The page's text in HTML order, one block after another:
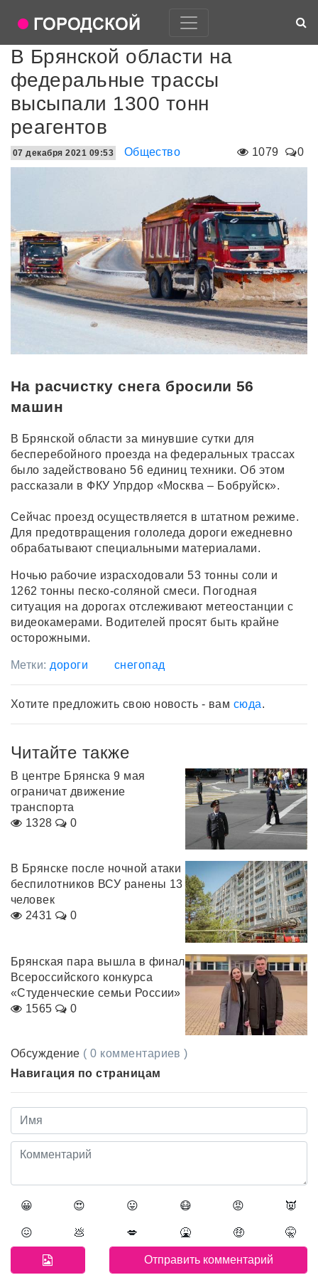
В Брянской области на
федеральные трассы
высыпали 1300 тонн
реагентов
1079 0
07 декабря 2021 09:53 Общество
На расчистку снега бросили 56
машин
В Брянской области за минувшие сутки для
бесперебойного проезда на федеральных трассах
было задействовано 56 единиц техники. Об этом
рассказали в ФКУ Упрдор «Москва – Бобруйск».
Сейчас проезд осуществляется в штатном режиме.
Для предотвращения гололеда дороги ежедневно
обрабатывают специальными материалами.
Ночью рабочие израсходовали 53 тонны соли и
1262 тонны песко-соляной смеси. Погодная
ситуация на дорогах отслеживают метеостанции с
видеокамерами. Водителей просят быть крайне
осторожными.
Метки: дороги снегопад
Хотите предложить свою новость - вам сюда.
Читайте также
В центре Брянска 9 мая
ограничат движение
транспорта
1328
0
В Брянске после ночной атаки
беспилотников ВСУ ранены 13
человек
2431
0
Брянская пара вышла в финал
Всероссийского конкурса
«Студенческие семьи России»
1565
0
Обсуждение ( 0 комментариев )
Навигация по страницам
😀 😍 😛 😷 😡 👿
😖 💩 💋 🤮 🤑 🤫